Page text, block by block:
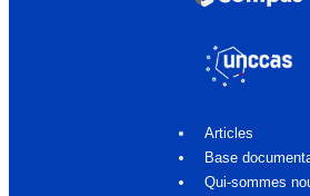
Articles
Base
Qui-sommes